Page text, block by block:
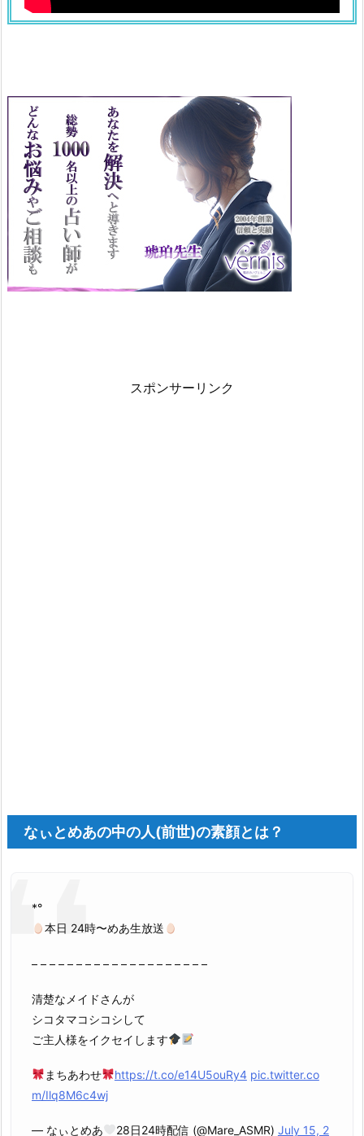
スポンサーリンク
なぃとめあの中の人(前世)の素顔とは？
*°
本日 24時〜めあ生放送
– – – – – – – – – – – – – – – – – – – –
清楚なメイドさんが
シコタマコシコシして
ご主人様をイクセイします
まちあわせ https://t.co/e14U5ouRy4 pic.twitter.co
m/Ilq8M6c4wj
— なぃとめあ 28日24時配信 (@Mare_ASMR) July 15, 2